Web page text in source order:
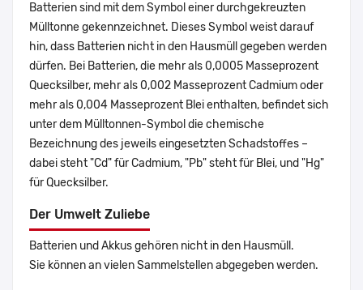
Batterien sind mit dem Symbol einer durchgekreuzten
Mülltonne gekennzeichnet. Dieses Symbol weist darauf
hin, dass Batterien nicht in den Hausmüll gegeben werden
dürfen. Bei Batterien, die mehr als 0,0005 Masseprozent
Quecksilber, mehr als 0,002 Masseprozent Cadmium oder
mehr als 0,004 Masseprozent Blei enthalten, befindet sich
unter dem Mülltonnen-Symbol die chemische
Bezeichnung des jeweils eingesetzten Schadstoffes –
dabei steht "Cd" für Cadmium, "Pb" steht für Blei, und "Hg"
für Quecksilber.
Der Umwelt Zuliebe
Batterien und Akkus gehören nicht in den Hausmüll.
Sie können an vielen Sammelstellen abgegeben werden.